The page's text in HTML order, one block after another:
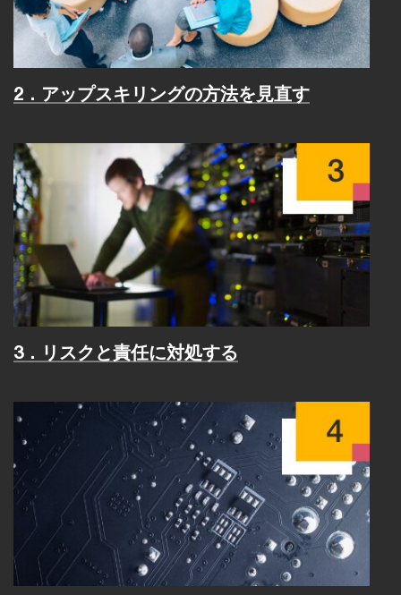
2．アップスキリングの方法を見直す
3．リスクと責任に対処する